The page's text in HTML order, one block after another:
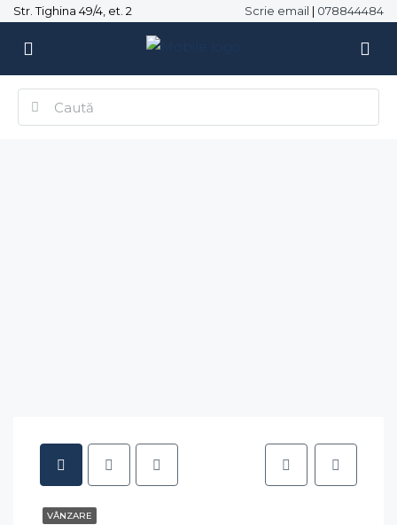
Str. Tighina 49/4, et. 2 Scrie email | 078844484
VÂNZARE